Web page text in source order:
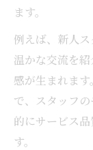
ます。
例えば、新人
温かな交流を
感が生まれま
で、スタッフ
的にサービス
す。